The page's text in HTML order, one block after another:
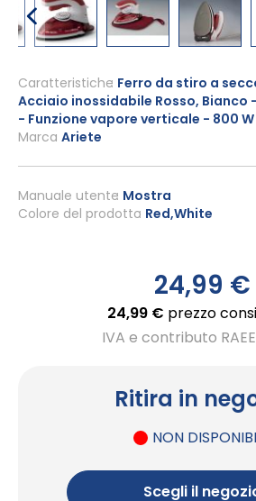
all'inizio
della
galleria
di
immagini
24,99 €
24,99 € prezzo
IVA e contributo
Ritira in
NON
Scegli il
Marca Ariete
Manuale utente Mostra
Caratteristiche Ferro da stiro a
Acciaio inossidabile Rosso, Bianco
- Funzione vapore verticale - 800 W
Colore del prodotto Red,White